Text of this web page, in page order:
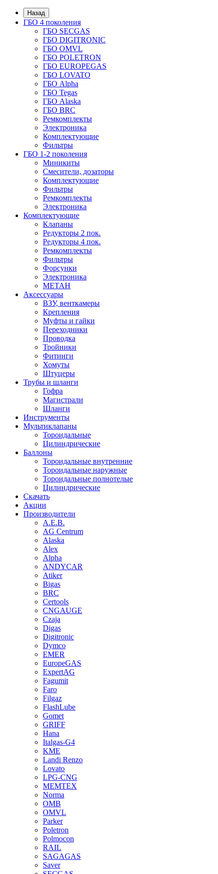
Назад
ГБО 4 поколения
ГБО SECGAS
ГБО DIGITRONIC
ГБО OMVL
ГБО POLETRON
ГБО EUROPEGAS
ГБО LOVATO
ГБО Alpha
ГБО Tegas
ГБО Alaska
ГБО BRC
Ремкомплекты
Электроника
Комплектующие
Фильтры
ГБО 1-2 поколения
Миникиты
Смесители, дозаторы
Комплектующие
Фильтры
Ремкомплекты
Электроника
Комплектующие
Клапаны
Редукторы 2 пок.
Редукторы 4 пок.
Ремкомплекты
Фильтры
Форсунки
Электроника
МЕТАН
Аксессуары
ВЗУ, венткамеры
Крепления
Муфты и гайки
Переходники
Проводка
Тройники
Фитинги
Хомуты
Штуцеры
Трубы и шланги
Гофра
Магистрали
Шланги
Инструменты
Мультиклапаны
Тороидальные
Цилиндрические
Баллоны
Тороидальные внутренние
Тороидальные наружные
Тороидальные полнотелые
Цилиндрические
Скачать
Акции
Производители
A.E.B.
AG Centrum
Alaska
Alex
Alpha
ANDYCAR
Atiker
Bigas
BRC
Certools
CNGAUGE
Czaja
Digas
Digitronic
Dymco
EMER
EuropeGAS
ExpertAG
Fagumit
Faro
Filgaz
FlashLube
Gomet
GRIFF
Hana
Italgas-G4
KME
Landi Renzo
Lovato
LPG-CNG
MEMTEX
Norma
OMB
OMVL
Parker
Poletron
Polmocon
RAIL
SAGAGAS
Saver